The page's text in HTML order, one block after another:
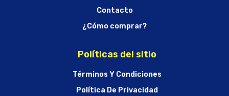
Contacto
¿Cómo comprar?
Políticas del sitio
Términos Y Condiciones
Política De Privacidad